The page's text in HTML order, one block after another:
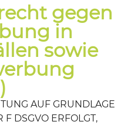
gegen
in
sowie
AUF GRUNDLAGE
F DSGVO ERFOLGT,